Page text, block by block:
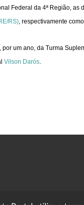
Federal da 4ª Região, as
RS), respectivamente
um ano, da Turma
Vilson Darós.